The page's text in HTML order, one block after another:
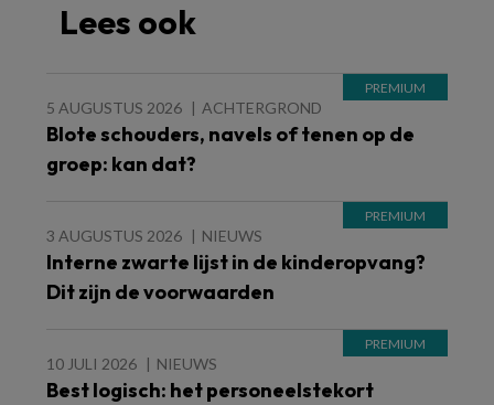
Lees ook
5 AUGUSTUS 2026 ACHTERGROND
Blote schouders, navels of tenen op de
groep: kan dat?
3 AUGUSTUS 2026 NIEUWS
Interne zwarte lijst in de kinderopvang?
Dit zijn de voorwaarden
10 JULI 2026 NIEUWS
Best logisch: het personeelstekort